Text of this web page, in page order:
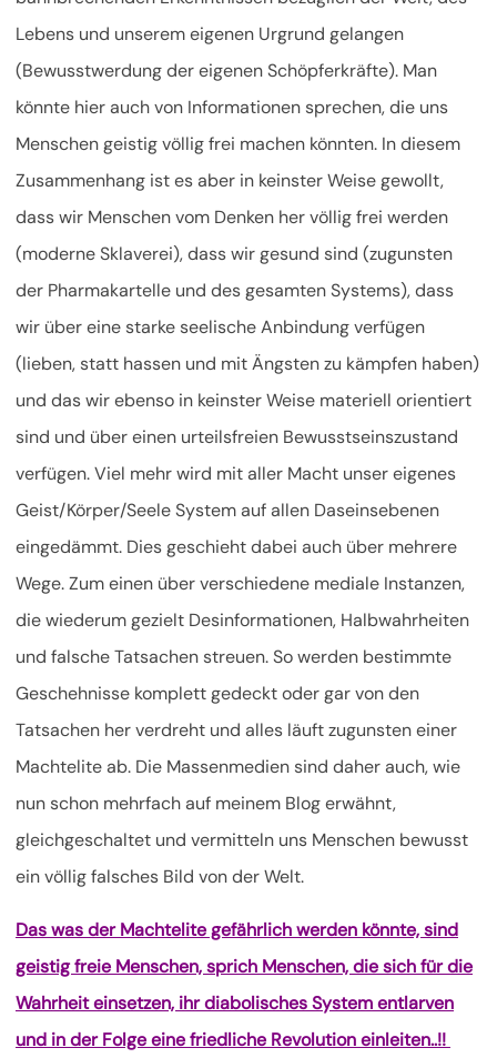
Lebens und unserem eigenen Urgrund gelangen
(Bewusstwerdung der eigenen Schöpferkräfte). Man
könnte hier auch von Informationen sprechen, die uns
Menschen geistig völlig frei machen könnten. In diesem
Zusammenhang ist es aber in keinster Weise gewollt,
dass wir Menschen vom Denken her völlig frei werden
(moderne Sklaverei), dass wir gesund sind (zugunsten
der Pharmakartelle und des gesamten Systems), dass
wir über eine starke seelische Anbindung verfügen
(lieben, statt hassen und mit Ängsten zu kämpfen haben)
und das wir ebenso in keinster Weise materiell orientiert
sind und über einen urteilsfreien Bewusstseinszustand
verfügen. Viel mehr wird mit aller Macht unser eigenes
Geist/Körper/Seele System auf allen Daseinsebenen
eingedämmt. Dies geschieht dabei auch über mehrere
Wege. Zum einen über verschiedene mediale Instanzen,
die wiederum gezielt Desinformationen, Halbwahrheiten
und falsche Tatsachen streuen. So werden bestimmte
Geschehnisse komplett gedeckt oder gar von den
Tatsachen her verdreht und alles läuft zugunsten einer
Machtelite ab. Die Massenmedien sind daher auch, wie
nun schon mehrfach auf meinem Blog erwähnt,
gleichgeschaltet und vermitteln uns Menschen bewusst
ein völlig falsches Bild von der Welt.
Das was der Machtelite gefährlich werden könnte, sind
geistig freie Menschen, sprich Menschen, die sich für die
Wahrheit einsetzen, ihr diabolisches System entlarven
und in der Folge eine friedliche Revolution einleiten..!!